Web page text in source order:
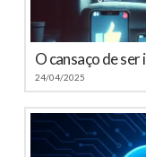
O cansaço de
24/04/2025